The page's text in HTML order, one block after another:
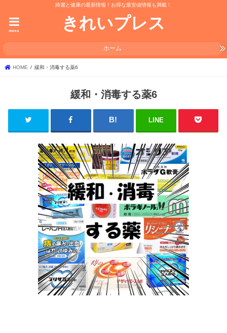
綺麗と健康の最新情報！お得な最安値情報も満載！
きれいプレス
menu
ホーム
HOME 緩和・消毒する薬6
緩和・消毒する薬6
LINE